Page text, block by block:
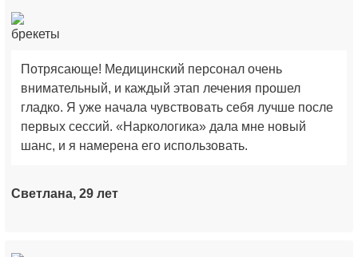
Потрясающе! Медицинский персонал очень
внимательный, и каждый этап лечения прошел
гладко. Я уже начала чувствовать себя лучше после
первых сессий. «Наркологика» дала мне новый
шанс, и я намерена его использовать.
Светлана, 29 лет